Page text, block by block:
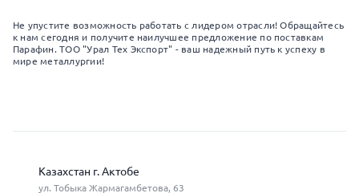
Не упустите возможность работать с лидером отрасли! Обращайтесь
к нам сегодня и получите наилучшее предложение по поставкам
Парафин. ТОО "Урал Тех Экспорт" - ваш надежный путь к успеху в
мире металлургии!
Казахстан г. Актобе
ул. Тобыка Жармагамбетова, 63